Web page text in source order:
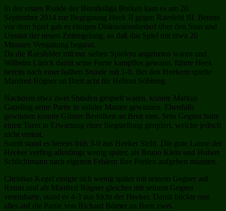
In der ersten Runde der Bezirksliga Borken kam es am 20.
September 2014 zur Begegnung Heek II gegen Raesfeld III. Bereits
vor dem Spiel gab es einigen Diskussionsbedarf über den Sinn und
Unsinn der neuen Zeitregelung, so daß das Spiel mit etwa 20
Minuten Verspätung begann.
Da die Raesfelder mit nur sieben Spielern angetreten waren und
Wilhelm Lürick damit seine Partie kampflos gewann, führte Heek
bereits nach einer halben Stunde mit 1-0. Bei den Heekern spielte
Manfred Bögner an Brett acht für Helmut Söbbing.
Nachdem etwa zwei Stunden gespielt waren, konnte Markus
Gausling seine Partie in solider Manier gewinnen. Ebenfalls
gewinnen konnte Günter Benölken an Brett eins. Sein Gegner hatte
einen Turm in Erwartung einer Siegstellung geopfert, welche jedoch
nicht eintrat.
Somit stand es bereits früh 3-0 aus Heeker Sicht. Die gute Laune der
Heeker verflog allerdings wenig später, als Bruno Klein und Hubert
Schlichtmann nach eigenen Fehlern Ihre Partien aufgeben mussten.
Christian Kegel einigte sich wenig später mit seinem Gegner auf
Remis und als Manfred Bögner gleiches mit seinem Gegner
vereinbarte, stand es 4-3 aus Sicht der Heeker. Damit blickte nun
alles auf die Partie von Richard Bömer an Brett zwei.